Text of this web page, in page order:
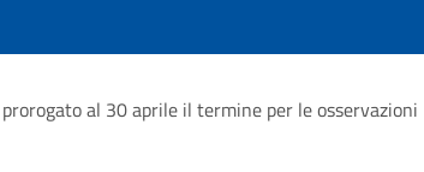
al 30 aprile il termine per le osservazioni